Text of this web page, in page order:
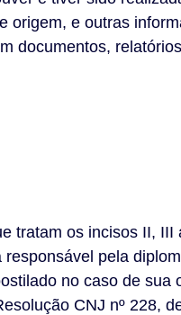
origem, e outras
documentos,
tratam os incisos II,
responsável pela
no caso de sua
CNJ nº 228,